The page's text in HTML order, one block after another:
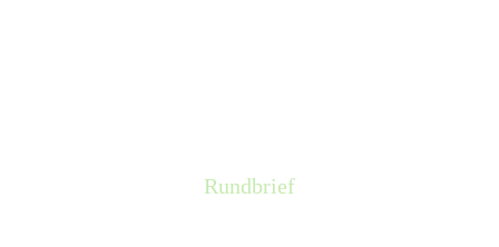
Rundbrief